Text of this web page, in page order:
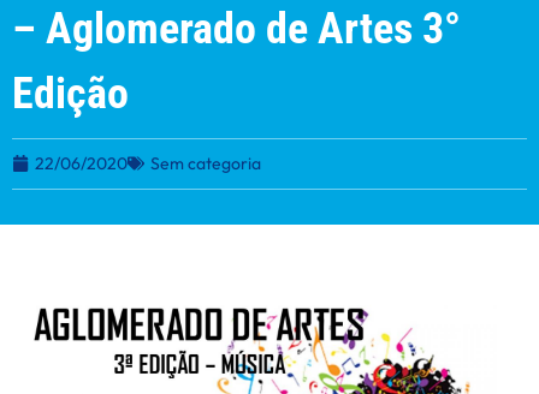
– Aglomerado de Artes 3°
Edição
22/06/2020 Sem categoria